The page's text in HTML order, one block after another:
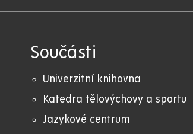
Součásti
Univerzitní knihovna
Katedra tělovýchovy a sportu
Jazykové centrum